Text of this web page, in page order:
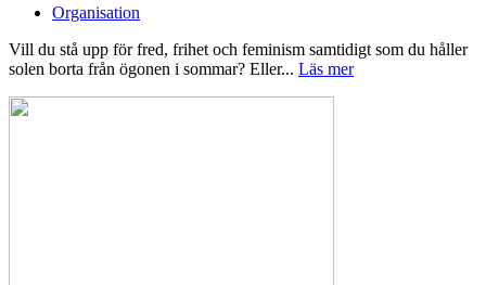
Organisation
Vill du stå upp för fred, frihet och feminism samtidigt som du håller
solen borta från ögonen i sommar? Eller... Läs mer